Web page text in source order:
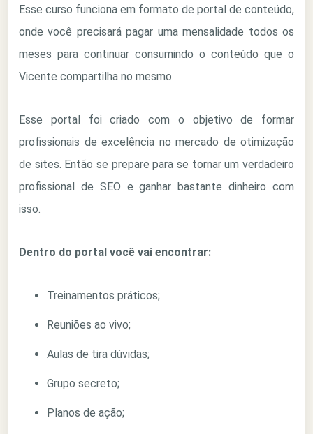
Esse curso funciona em formato de portal de conteúdo,
onde você precisará pagar uma mensalidade todos os
meses para continuar consumindo o conteúdo que o
Vicente compartilha no mesmo.
Esse portal foi criado com o objetivo de formar
profissionais de excelência no mercado de otimização
de sites. Então se prepare para se tornar um verdadeiro
profissional de SEO e ganhar bastante dinheiro com
isso.
Dentro do portal você vai encontrar:
Treinamentos práticos;
Reuniões ao vivo;
Aulas de tira dúvidas;
Grupo secreto;
Planos de ação;